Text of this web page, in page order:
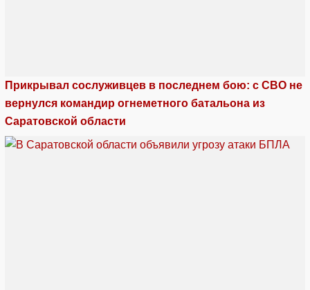
Прикрывал сослуживцев в последнем бою: с СВО не
вернулся командир огнеметного батальона из
Саратовской области